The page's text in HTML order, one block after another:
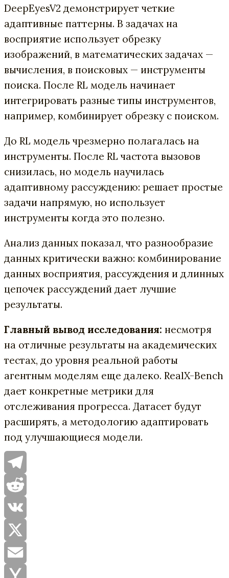
DeepEyesV2 демонстрирует четкие
адаптивные паттерны. В задачах на
восприятие использует обрезку
изображений, в математических задачах —
вычисления, в поисковых — инструменты
поиска. После RL модель начинает
интегрировать разные типы инструментов,
например, комбинирует обрезку с поиском.
До RL модель чрезмерно полагалась на
инструменты. После RL частота вызовов
снизилась, но модель научилась
адаптивному рассуждению: решает простые
задачи напрямую, но использует
инструменты когда это полезно.
Анализ данных показал, что разнообразие
данных критически важно: комбинирование
данных восприятия, рассуждения и длинных
цепочек рассуждений дает лучшие
результаты.
Главный вывод исследования: несмотря
на отличные результаты на академических
тестах, до уровня реальной работы
агентным моделям еще далеко. RealX-Bench
дает конкретные метрики для
отслеживания прогресса. Датасет будут
расширять, а методологию адаптировать
под улучшающиеся модели.
Telegram
Reddit
VK
X
Email